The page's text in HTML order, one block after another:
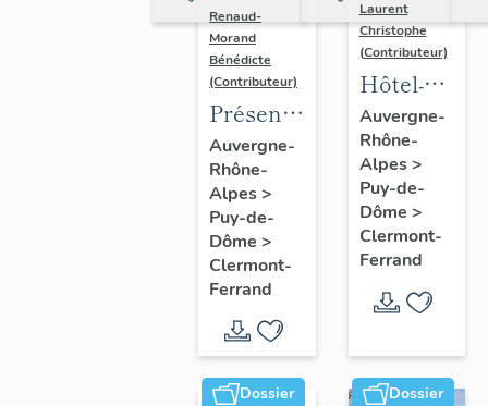
Renaud-
Morand
Bénédicte
(Contributeur)
Présentation
de
l'opération
ponctuelle
"Muraille
de
Chine"
(de
Clermont-
Ferrand)
Auvergne-
Rhône-
Alpes>
Puy-de-
Dôme >
Clermont-
Ferrand
Laurent
Christophe
(Contributeur)
Hôtel-
Dieu de
Clermont-
Ferrand
: les
raisons
de
l'étude
Auvergne-
Rhône-
Alpes>
Puy-de-
Dôme >
Clermont-
Ferrand
Dossier Dossier